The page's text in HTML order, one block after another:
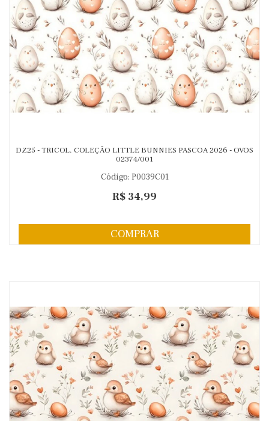
DZ25 - TRICOL. COLEÇÃO LITTLE BUNNIES PASCOA 2026 - OVOS
02374/001
Código: P0039C01
R$ 34,99
COMPRAR